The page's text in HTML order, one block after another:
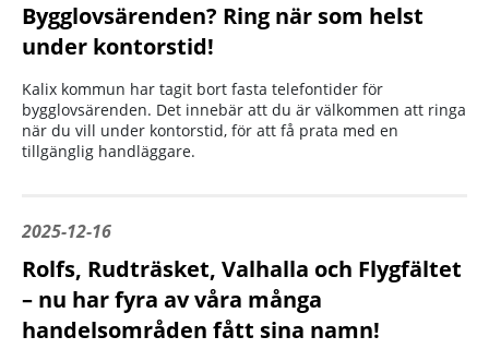
Bygglovsärenden? Ring när som helst
under kontorstid!
Kalix kommun har tagit bort fasta telefontider för
bygglovsärenden. Det innebär att du är välkommen att ringa
när du vill under kontorstid, för att få prata med en
tillgänglig handläggare.
2025-12-16
Rolfs, Rudträsket, Valhalla och Flygfältet
– nu har fyra av våra många
handelsområden fått sina namn!